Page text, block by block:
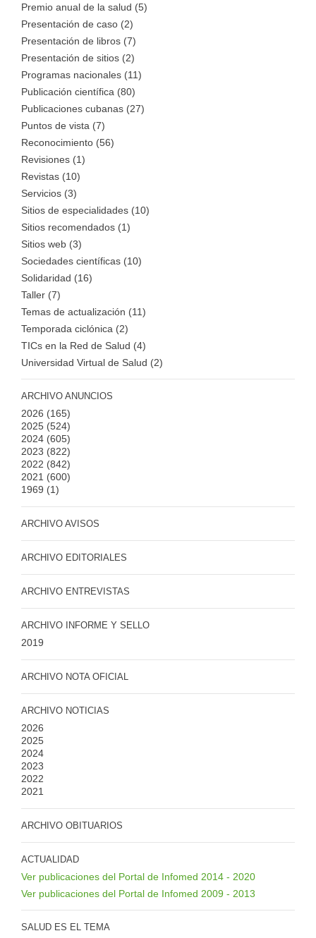
Premio anual de la salud (5)
Presentación de caso (2)
Presentación de libros (7)
Presentación de sitios (2)
Programas nacionales (11)
Publicación científica (80)
Publicaciones cubanas (27)
Puntos de vista (7)
Reconocimiento (56)
Revisiones (1)
Revistas (10)
Servicios (3)
Sitios de especialidades (10)
Sitios recomendados (1)
Sitios web (3)
Sociedades científicas (10)
Solidaridad (16)
Taller (7)
Temas de actualización (11)
Temporada ciclónica (2)
TICs en la Red de Salud (4)
Universidad Virtual de Salud (2)
ARCHIVO ANUNCIOS
2026 (165)
2025 (524)
2024 (605)
2023 (822)
2022 (842)
2021 (600)
1969 (1)
ARCHIVO AVISOS
ARCHIVO EDITORIALES
ARCHIVO ENTREVISTAS
ARCHIVO INFORME Y SELLO
2019
ARCHIVO NOTA OFICIAL
ARCHIVO NOTICIAS
2026
2025
2024
2023
2022
2021
ARCHIVO OBITUARIOS
ACTUALIDAD
Ver publicaciones del Portal de Infomed 2014 - 2020
Ver publicaciones del Portal de Infomed 2009 - 2013
SALUD ES EL TEMA